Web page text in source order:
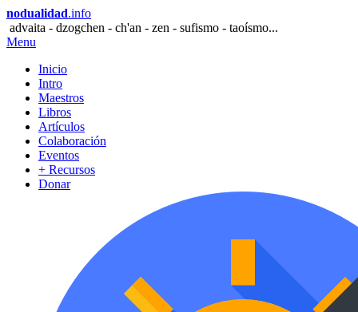
nodualidad.info
advaita - dzogchen - ch'an - zen - sufismo - taoísmo...
Menu
Inicio
Intro
Maestros
Libros
Artículos
Colaboración
Eventos
+ Recursos
Donar